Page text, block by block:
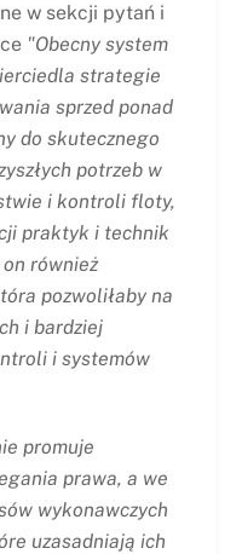
w sekcji pytań i
"Obecny system
strategie
sprzed ponad
do skutecznego
potrzeb w
i kontroli floty,
praktyk i technik
również
pozwoliłaby na
i bardziej
i systemów
promuje
prawa, a we
wykonawczych
uzasadniają ich